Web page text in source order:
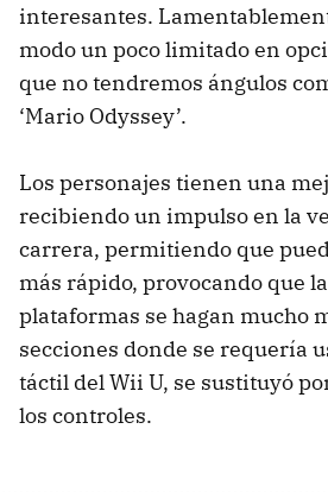
interesantes.
modo un poco limitado en
que no tendremos ángulos
‘Mario Odyssey’.
Los personajes tienen una
recibiendo un impulso en la
carrera, permitiendo que
más rápido, provocando que
plataformas se hagan mucho
secciones donde se requería
táctil del Wii U, se sustituyó
los controles.